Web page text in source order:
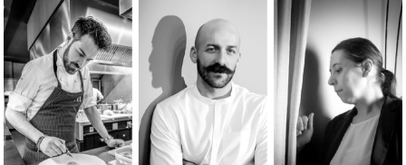
tutte
le
novità
del
comparto
Horeca.